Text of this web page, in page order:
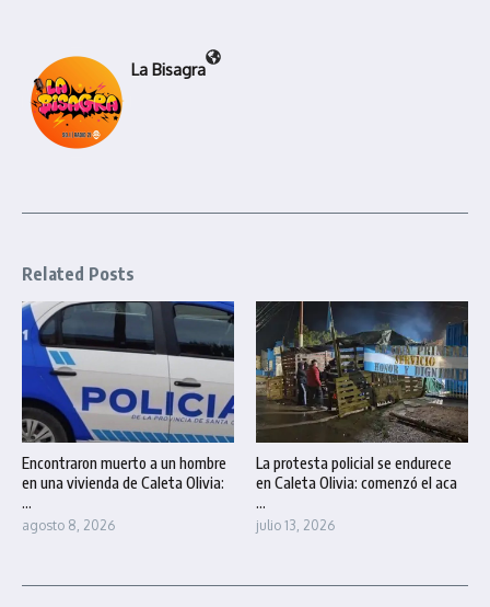
La Bisagra
Related Posts
Encontraron muerto a un hombre
en una vivienda de Caleta Olivia:
...
agosto 8, 2026
La protesta policial se endurece
en Caleta Olivia: comenzó el aca
...
julio 13, 2026